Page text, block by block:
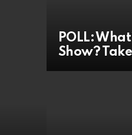
POLL:
Show? Take